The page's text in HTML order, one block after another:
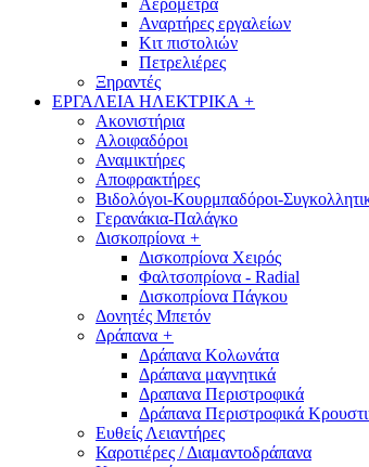
Αερόμετρα
Αναρτήρες εργαλείων
Κιτ πιστολιών
Πετρελιέρες
Ξηραντές
ΕΡΓΑΛΕΙΑ ΗΛΕΚΤΡΙΚΑ +
Ακονιστήρια
Αλοιφαδόροι
Αναμικτήρες
Αποφρακτήρες
Βιδολόγοι-Κουρμπαδόροι-
Γερανάκια-Παλάγκο
Δισκοπρίονα +
Δισκοπρίονα Χειρός
Φαλτσοπρίονα - Radial
Δισκοπρίονα Πάγκου
Δονητές Μπετόν
Δράπανα +
Δράπανα Κολωνάτα
Δράπανα μαγνητικά
Δραπανα Περιστροφικά
Δράπανα Περιστροφικά
Ευθείς Λειαντήρες
Καροτιέρες / Διαμαντοδράπανα